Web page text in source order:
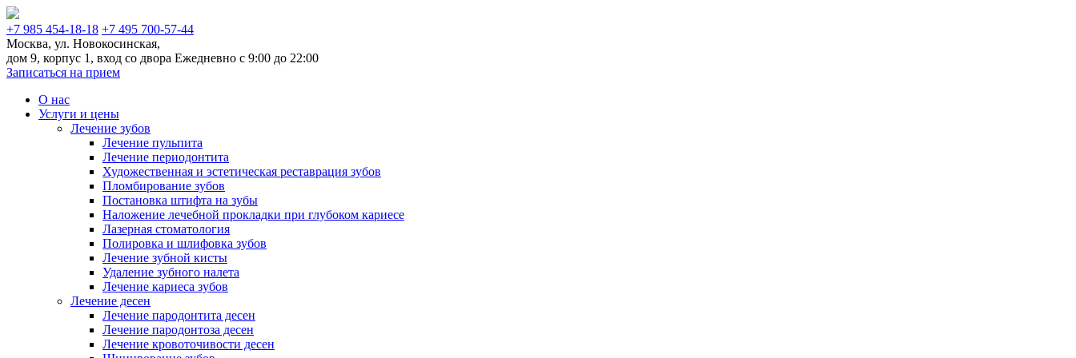
+7 985 454-18-18 +7 495 700-57-44
Москва, ул. Новокосинская,
дом 9, корпус 1, вход со двора Ежедневно с 9:00 до 22:00
Записаться на прием
О нас
Услуги и цены
Лечение зубов
Лечение пульпита
Лечение периодонтита
Художественная и эстетическая реставрация зубов
Пломбирование зубов
Постановка штифта на зубы
Наложение лечебной прокладки при глубоком кариесе
Лазерная стоматология
Полировка и шлифовка зубов
Лечение зубной кисты
Удаление зубного налета
Лечение кариеса зубов
Лечение десен
Лечение пародонтита десен
Лечение пародонтоза десен
Лечение кровоточивости десен